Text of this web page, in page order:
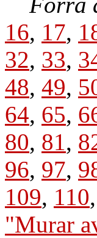
16, 17,
32, 33,
48, 49,
64, 65,
80, 81,
96, 97,
109, 110,
"Murar